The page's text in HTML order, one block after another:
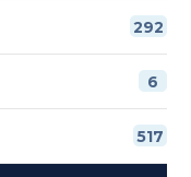
292
6
517